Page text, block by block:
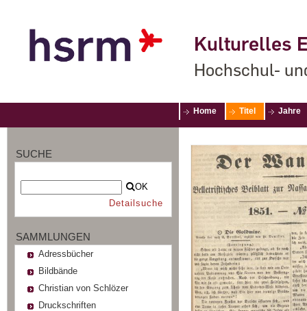
Kulturelles
Hochschul-
Home Titel Jahre
SUCHE
OK
Detailsuche
SAMMLUNGEN
Adressbücher
Bildbände
Christian von Schlözer
Druckschriften